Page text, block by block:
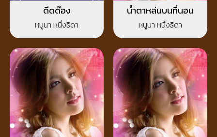
ดีดด๊อง
หนูนา หนึ่งธิดา
น้ำตาหล่นบนที่นอน
หนูนา หนึ่งธิดา